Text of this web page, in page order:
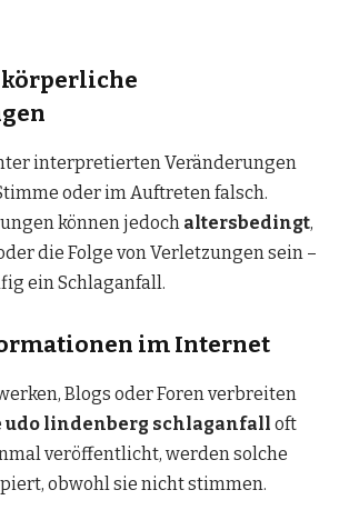
körperliche
interpretierten Veränderungen
oder im Auftreten falsch.
können jedoch altersbedingt,
die Folge von Verletzungen sein –
ein Schlaganfall.
im Internet
Blogs oder Foren verbreiten
udo lindenberg schlaganfall oft
veröffentlicht, werden solche
obwohl sie nicht stimmen.